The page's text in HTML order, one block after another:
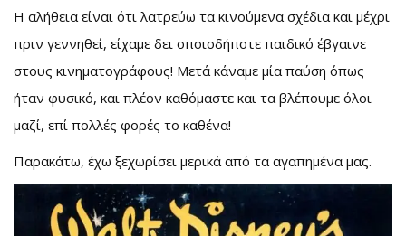
Η αλήθεια είναι ότι λατρεύω τα κινούμενα σχέδια και μέχρι
πριν γεννηθεί, είχαμε δει οποιοδήποτε παιδικό έβγαινε
στους κινηματογράφους! Μετά κάναμε μία παύση όπως
ήταν φυσικό, και πλέον καθόμαστε και τα βλέπουμε όλοι
μαζί, επί πολλές φορές το καθένα!
Παρακάτω, έχω ξεχωρίσει μερικά από τα αγαπημένα μας.